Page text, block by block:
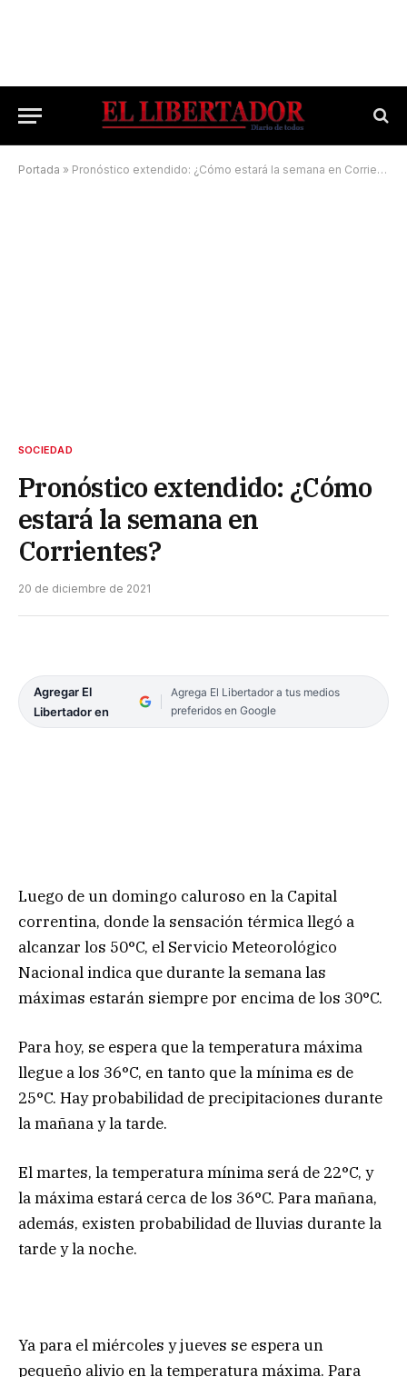
Portada » Pronóstico extendido: ¿Cómo estará la semana en Corrientes?
SOCIEDAD
Pronóstico extendido: ¿Cómo
estará la semana en
Corrientes?
20 de diciembre de 2021
Agregar El
Libertador en
Agrega El Libertador a tus medios
preferidos en Google
Luego de un domingo caluroso en la Capital
correntina, donde la sensación térmica llegó a
alcanzar los 50°C, el Servicio Meteorológico
Nacional indica que durante la semana las
máximas estarán siempre por encima de los 30°C.
Para hoy, se espera que la temperatura máxima
llegue a los 36°C, en tanto que la mínima es de
25°C. Hay probabilidad de precipitaciones durante
la mañana y la tarde.
El martes, la temperatura mínima será de 22°C, y
la máxima estará cerca de los 36°C. Para mañana,
además, existen probabilidad de lluvias durante la
tarde y la noche.
Ya para el miércoles y jueves se espera un
pequeño alivio en la temperatura máxima. Para